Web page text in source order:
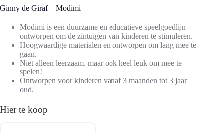
Ginny de Giraf – Modimi
Modimi is een duurzame en educatieve speelgoedlijn
ontworpen om de zintuigen van kinderen te stimuleren.
Hoogwaardige materialen en ontworpen om lang mee te
gaan.
Niet alleen leerzaam, maar ook heel leuk om mee te
spelen!
Ontworpen voor kinderen vanaf 3 maanden tot 3 jaar
oud.
Hier te koop